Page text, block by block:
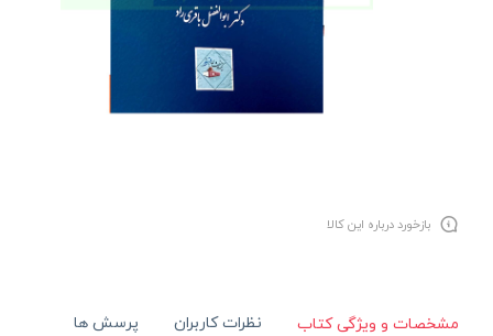
بازخورد درباره این کالا
مشخصات و ویژگی کتاب نظرات کاربران پرسش ها